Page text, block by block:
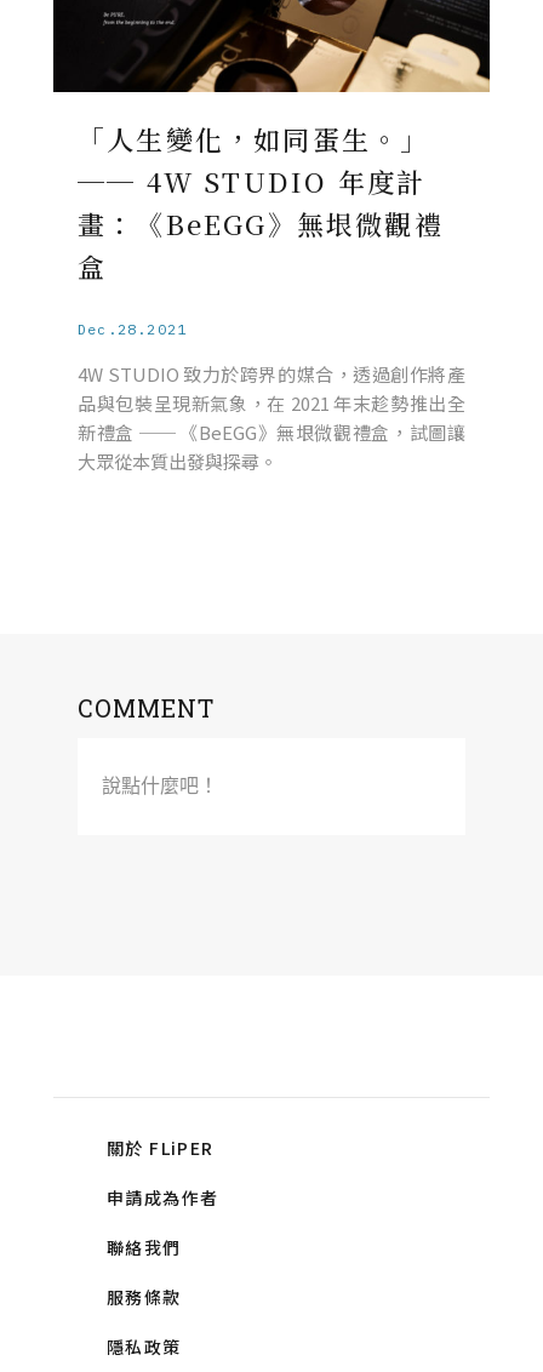
「人生變化，如同蛋生。」
── 4W STUDIO 年度計
畫：《BeEGG》無垠微觀禮
盒
Dec.28.2021
4W STUDIO 致力於跨界的媒合，透過創作將產
品與包裝呈現新氣象，在 2021 年末趁勢推出全
新禮盒 ── 《BeEGG》無垠微觀禮盒，試圖讓
大眾從本質出發與探尋。
COMMENT
說點什麼吧！
關於 FLiPER
申請成為作者
聯絡我們
服務條款
隱私政策